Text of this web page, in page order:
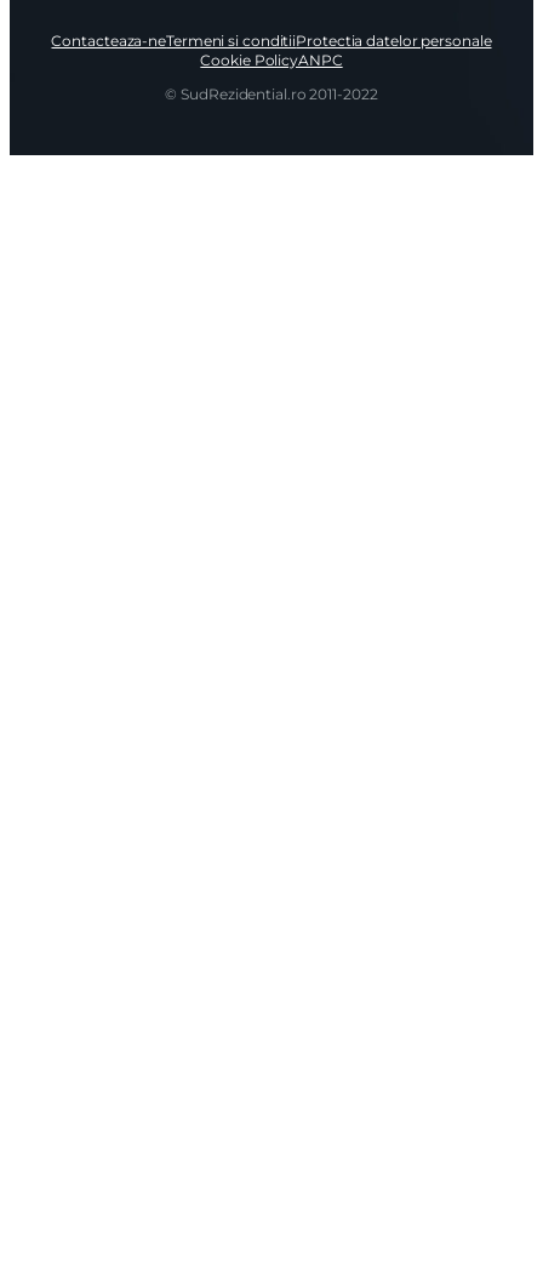
Contacteaza-neTermeni si conditiiProtectia datelor personale
Cookie PolicyANPC
© SudRezidential.ro 2011-2022